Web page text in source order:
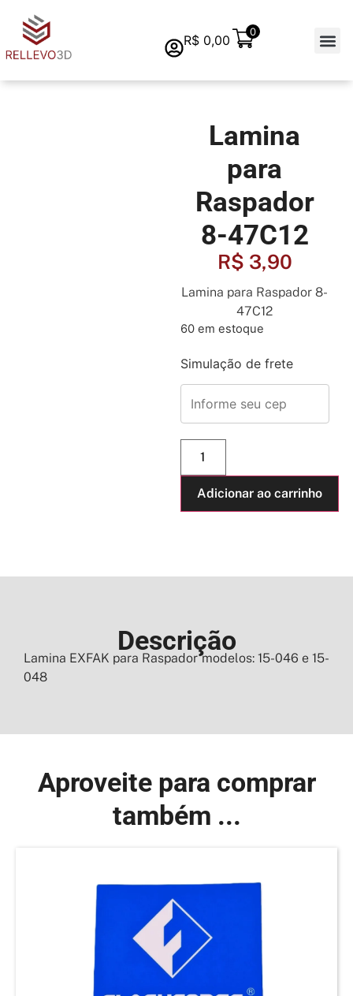
R$0,00
0
Lamina
para
Raspador
8-47C12
R$ 3,90
Lamina para Raspador 8-
47C12
60 em estoque
Simulação de frete
Adicionar ao carrinho
Descrição
Lamina EXFAK para Raspador modelos: 15-046 e 15-
048
Aproveite para comprar
também ...